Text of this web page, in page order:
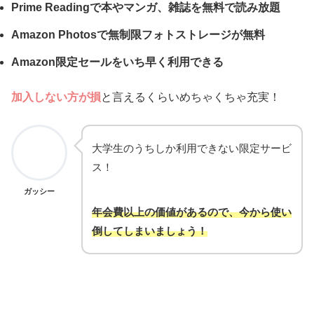
Prime Readingで本やマンガ、雑誌を無料で読み放題
Amazon Photosで無制限フォトストレージが無料
Amazon限定セールをいち早く利用できる
加入しない方が損と言えるくらいめちゃくちゃ充実！
ガッシー
大学生のうちしか利用できない限定サービ
ス！
年会費以上の価値があるので、今から使い
倒してしまいましょう！